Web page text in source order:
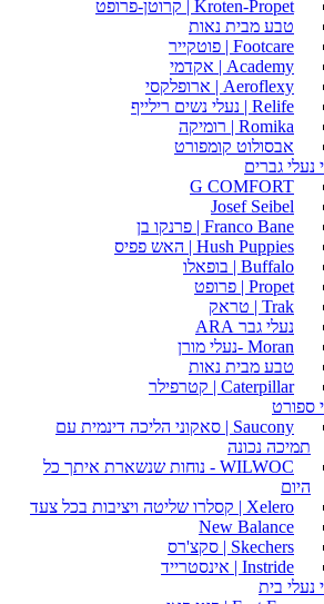
Kroten-Propet | קרוטן-פרופט
טבע מבית נאות
Footcare | פוטקייר
Academy | אקדמי
Aeroflexy | ארופלקסי
Relife | נעלי נשים רילייף
Romika | רומיקה
אבסולוט קומפורט
נעלי גברים
G COMFORT
Josef Seibel
Franco Bane | פרנקו בן
Hush Puppies | האש פפיס
Buffalo | בופאלו
Propet | פרופט
Trak | טראק
נעלי גבר ARA
Moran -נעלי מורן
טבע מבית נאות
Caterpillar | קטרפילר
ספורט
Saucony | סאקוני הליכה דינמית עם
תמיכה נכונה
WILWOC - נוחות שנשארת איתך כל
היום
Xelero | קסלרו שליטה ויציבות בכל צעד
New Balance
Skechers | סקצ'רס
Instride | אינסטרייד
נעלי בית